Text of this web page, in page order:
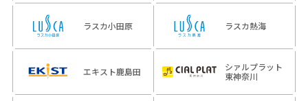
ラスカ小田原 ラスカ熱海
エキスト鹿島田
シァルプラット
東神奈川